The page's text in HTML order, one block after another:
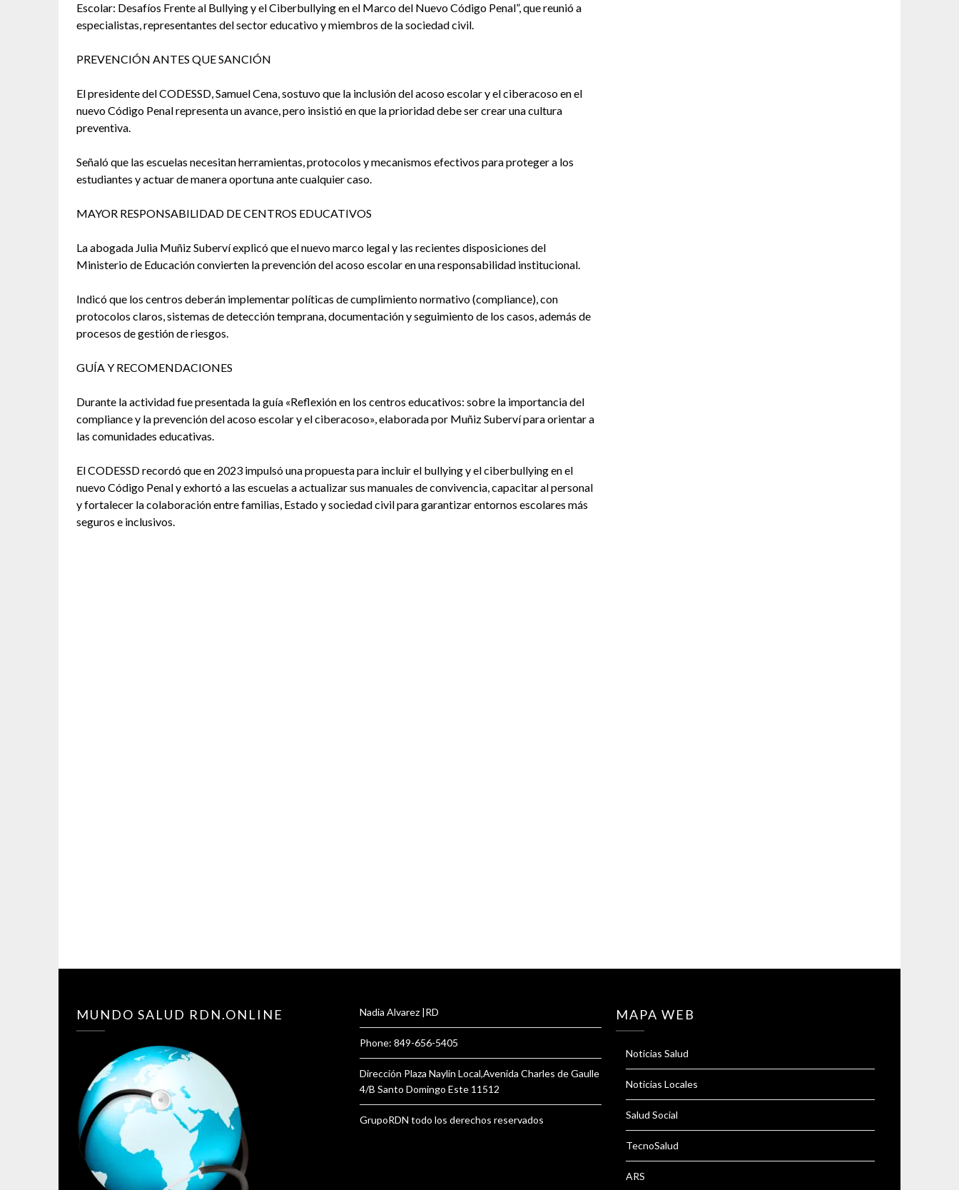
Escolar: Desafíos Frente al Bullying y el Ciberbullying en el Marco del Nuevo Código Penal”, que reunió a
especialistas, representantes del sector educativo y miembros de la sociedad civil.
PREVENCIÓN ANTES QUE SANCIÓN
El presidente del CODESSD, Samuel Cena, sostuvo que la inclusión del acoso escolar y el ciberacoso en el
nuevo Código Penal representa un avance, pero insistió en que la prioridad debe ser crear una cultura
preventiva.
Señaló que las escuelas necesitan herramientas, protocolos y mecanismos efectivos para proteger a los
estudiantes y actuar de manera oportuna ante cualquier caso.
MAYOR RESPONSABILIDAD DE CENTROS EDUCATIVOS
La abogada Julia Muñiz Suberví explicó que el nuevo marco legal y las recientes disposiciones del
Ministerio de Educación convierten la prevención del acoso escolar en una responsabilidad institucional.
Indicó que los centros deberán implementar políticas de cumplimiento normativo (compliance), con
protocolos claros, sistemas de detección temprana, documentación y seguimiento de los casos, además de
procesos de gestión de riesgos.
GUÍA Y RECOMENDACIONES
Durante la actividad fue presentada la guía «Reflexión en los centros educativos: sobre la importancia del
compliance y la prevención del acoso escolar y el ciberacoso», elaborada por Muñiz Suberví para orientar a
las comunidades educativas.
El CODESSD recordó que en 2023 impulsó una propuesta para incluir el bullying y el ciberbullying en el
nuevo Código Penal y exhortó a las escuelas a actualizar sus manuales de convivencia, capacitar al personal
y fortalecer la colaboración entre familias, Estado y sociedad civil para garantizar entornos escolares más
seguros e inclusivos.
MUNDO SALUD RDN.ONLINE Nadia Alvarez |RD
Phone: 849-656-5405
Dirección Plaza Naylin Local,Avenida Charles de Gaulle
4/B Santo Domingo Este 11512
GrupoRDN todo los derechos reservados
MAPA WEB
Noticias Salud
Noticias Locales
Salud Social
TecnoSalud
ARS